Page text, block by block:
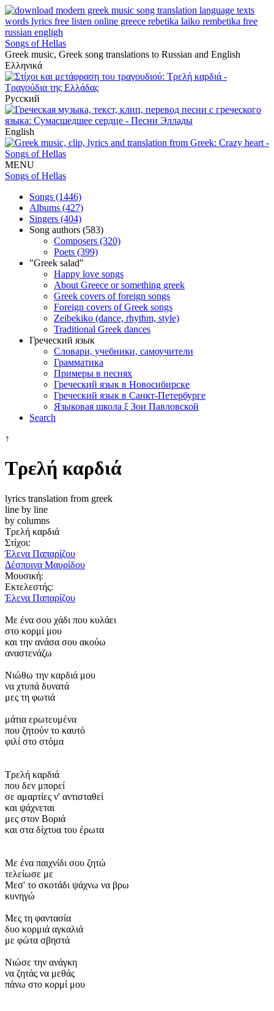
Songs of Hellas
Greek music, Greek song translations to Russian and English
Ελληνικά
Русский
English
MENU
Songs of Hellas
Songs (1446)
Albums (427)
Singers (404)
Song authors (583)
Composers (320)
Poets (399)
"Greek salad"
Happy love songs
About Greece or something greek
Greek covers of foreign songs
Foreign covers of Greek songs
Zeibekiko (dance, rhythm, style)
Traditional Greek dances
Греческий язык
Словари, учебники, самоучители
Грамматика
Примеры в песнях
Греческий язык в Новосибирске
Греческий язык в Санкт-Петербурге
Языковая школа ξ Зои Павловской
Search
↑
Τρελή καρδιά
lyrics translation from greek
line by line
by columns
Τρελή καρδιά
Στίχοι:
Έλενα Παπαρίζου
Δέσποινα Μαυρίδου
Μουσική:
Εκτελεστής:
Έλενα Παπαρίζου
Με ένα σου χάδι που κυλάει
στο κορμί μου
και την ανάσα σου ακούω
αναστενάζω
Νιώθω την καρδιά μου
να χτυπά δυνατά
μες τη φωτιά
μάτια ερωτευμένα
που ζητούν το καυτό
φιλί στο στόμα
Τρελή καρδιά
που δεν μπορεί
σε αμαρτίες ν' αντισταθεί
και ψάχνεται
μες στον Βοριά
και στα δίχτυα του έρωτα
Με ένα παιχνίδι σου ζητώ
τελείωσε με
Μεσ' το σκοτάδι ψάχνω να βρω
κυνηγώ
Μες τη φαντασία
δυο κορμιά αγκαλιά
με φώτα σβηστά
Νιώσε την ανάγκη
να ζητάς να μεθάς
πάνω στο κορμί μου